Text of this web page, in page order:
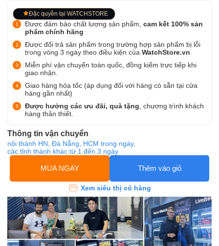
Đặc quyền tại WATCHSTORE
Được đảm bảo chất lượng sản phẩm, cam kết 100% sản
phẩm chính hãng
Được đổi trả sản phẩm trong trường hợp sản phẩm bị lỗi
trong vòng 3 ngày theo điều kiện của WatchStore.vn
Miễn phí vận chuyển toàn quốc, đồng kiểm trực tiếp khi
giao nhận.
Giao hàng hỏa tốc (áp dụng đối với hàng có sẵn tại cửa
hàng gần nhất)
Được hưởng các ưu đãi, quà tặng , chương trình khách
hàng thân thiết.
Thông tin vận chuyển
nội thành HN, Đà Nẵng, HCM trong ngày,
các tỉnh thành khác từ 1 đến 3 ngày
MUA NGAY Thêm vào giỏ
Xem siêu thị có hàng